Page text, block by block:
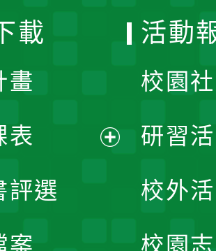
載
畫
表
評選
案
活動
校園
研習
校外
校園